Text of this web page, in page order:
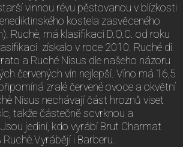
vinnou révu pěstovanou v blízkosti
kostela zasvěceného
Ruchè, má klasifikaci D.O.C. od roku
získalo v roce 2010. Ruché di
a Ruché Nisus dle našeho názoru
červených vín nejlepší. Víno má 16,5
zralé červené ovoce a okvětní
Nisus nechávají část hroznů viset
takže částečně scvrknou a
jediní, kdo vyrábí Brut Charmat
i Barberu.